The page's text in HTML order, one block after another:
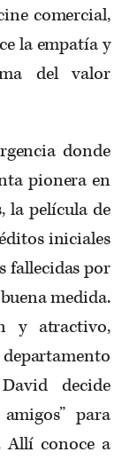
comercial,
la empatía y
del valor
donde
pionera en
la película de
iniciales
fallecidas por
medida.
y atractivo,
decide
para
Allí conoce a